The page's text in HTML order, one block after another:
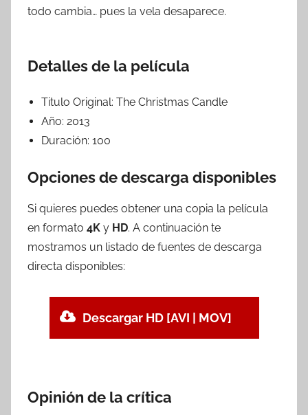
todo cambia… pues la vela desaparece.
Detalles de la película
Titulo Original: The Christmas Candle
Año: 2013
Duración: 100
Opciones de descarga disponibles
Si quieres puedes obtener una copia la película
en formato 4K y HD. A continuación te
mostramos un listado de fuentes de descarga
directa disponibles:
Descargar HD [AVI | MOV]
Opinión de la crítica